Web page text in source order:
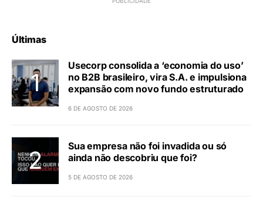
Últimas
Usecorp consolida a ‘economia do uso’
no B2B brasileiro, vira S.A. e impulsiona
expansão com novo fundo estruturado
6 DE AGOSTO DE 2026
Sua empresa não foi invadida ou só
ainda não descobriu que foi?
5 DE AGOSTO DE 2026